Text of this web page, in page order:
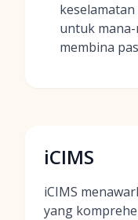
untuk
membina
iCIMS
iCIMS
yang